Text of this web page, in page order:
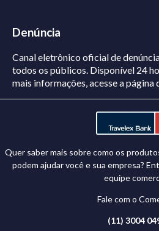
Denúncia
Canal eletrônico oficial de
todos os públicos. Disponível 24
mais informações, acesse a página
Quer saber mais sobre como os
podem ajudar você e sua empresa?
equipe
Fale com o
(11) 3004